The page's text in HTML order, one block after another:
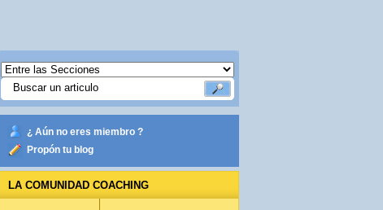
¿ Aún no eres miembro ?
Propón tu blog
LA COMUNIDAD COACHING